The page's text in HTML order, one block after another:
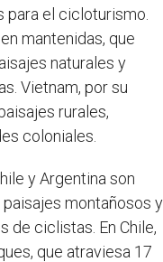
el cicloturismo.
mantenidas, que
naturales y
Vietnam, por su
rurales,
coloniales.
y Argentina son
montañosos y
de ciclistas. En Chile,
que atraviesa 17